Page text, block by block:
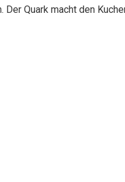
Quark macht den